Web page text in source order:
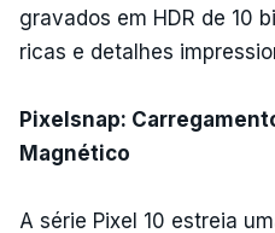
gravados em HDR de 10
ricas e detalhes
Pixelsnap:
Magnético
A série Pixel 10 estreia